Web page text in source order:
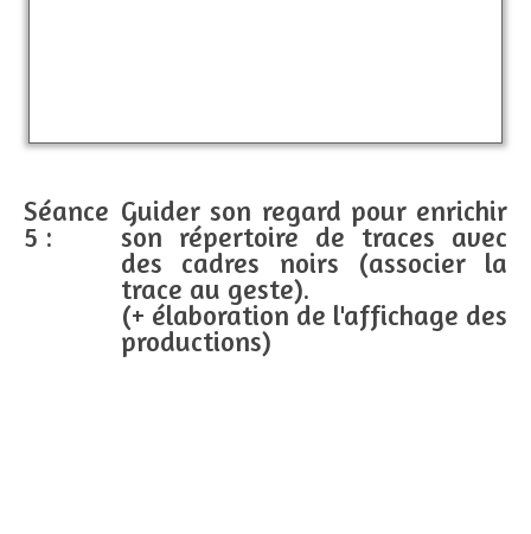
Séance
5 :
Guider son regard pour enrichir
son répertoire de traces avec
des cadres noirs (associer la
trace au geste).
(+ élaboration de l'affichage des
productions)